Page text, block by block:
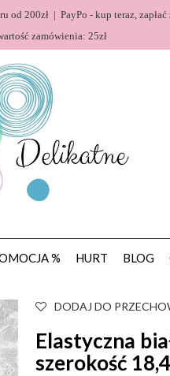
od 200zł | PayPo - kup teraz, zapłać
zamówienia: 25zł
% HURT BLOG
DODAJ DO
Elastyczna
szerokość